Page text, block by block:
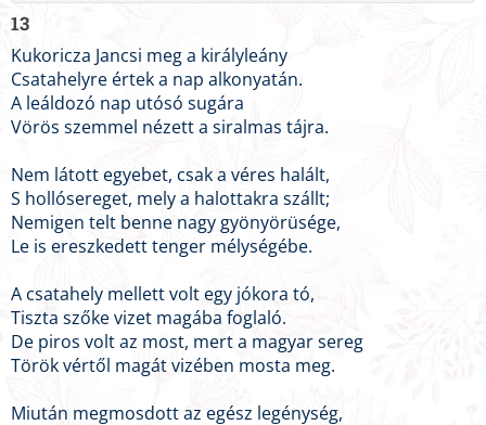
13
Kukoricza Jancsi meg a királyleány
Csatahelyre értek a nap alkonyatán.
A leáldozó nap utósó sugára
Vörös szemmel nézett a siralmas tájra.
Nem látott egyebet, csak a véres halált,
S hollósereget, mely a halottakra szállt;
Nemigen telt benne nagy gyönyörüsége,
Le is ereszkedett tenger mélységébe.
A csatahely mellett volt egy jókora tó,
Tiszta szőke vizet magába foglaló.
De piros volt az most, mert a magyar sereg
Török vértől magát vizében mosta meg.
Miután megmosdott az egész legénység,